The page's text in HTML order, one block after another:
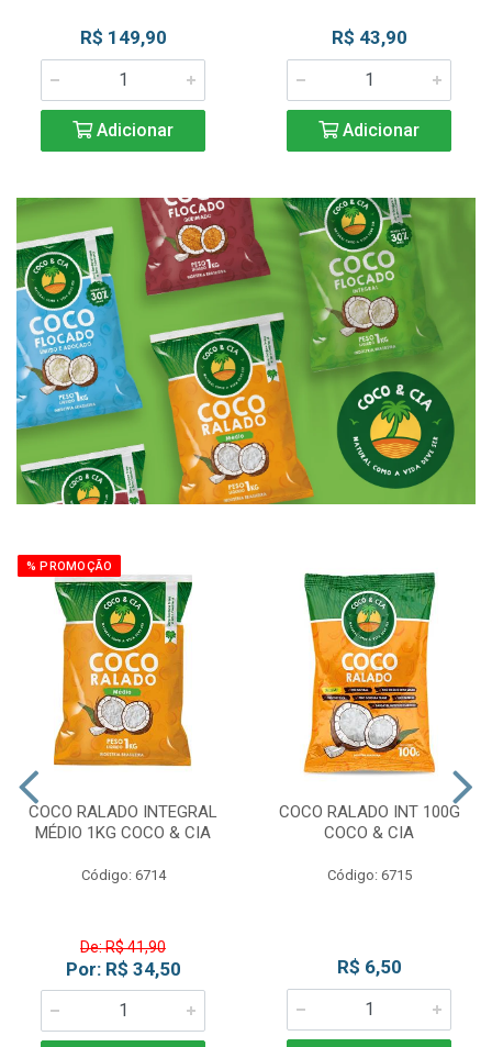
R$ 149,90
Adicionar
R$ 43,90
Adicionar
% PROMOÇÃO
COCO RALADO INTEGRAL
MÉDIO 1KG COCO & CIA
Código: 6714
De: R$ 41,90
Por: R$ 34,50
COCO RALADO INT 100G
COCO & CIA
Código: 6715
R$ 6,50